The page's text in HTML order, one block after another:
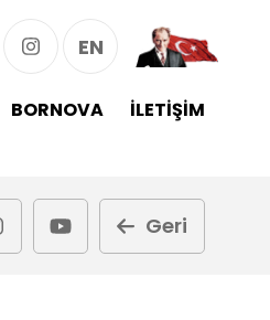
EN
BORNOVA İLETİŞİM
Geri